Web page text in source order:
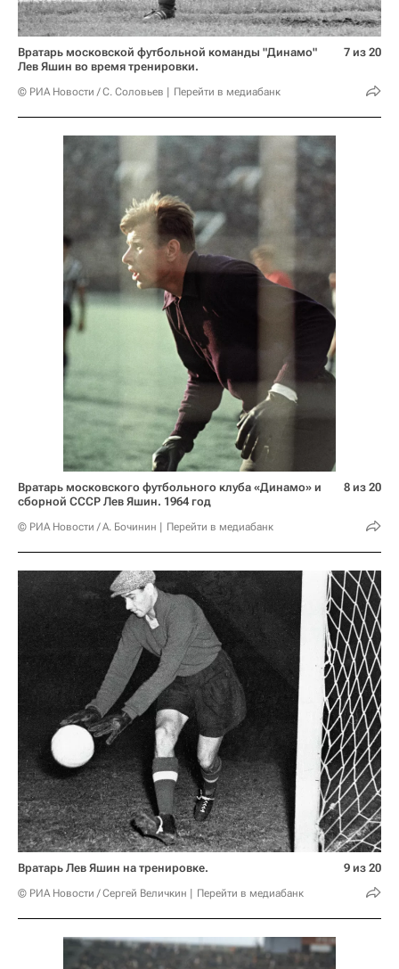
Вратарь московской футбольной команды "Динамо"
Лев Яшин во время тренировки.
© РИА Новости / С. Соловьев Перейти в медиабанк
7 из 20
Вратарь московского футбольного клуба «Динамо» и
сборной СССР Лев Яшин. 1964 год
© РИА Новости / А. Бочинин Перейти в медиабанк
8 из 20
Вратарь Лев Яшин на тренировке.
© РИА Новости / Сергей Величкин Перейти в медиабанк
9 из 20